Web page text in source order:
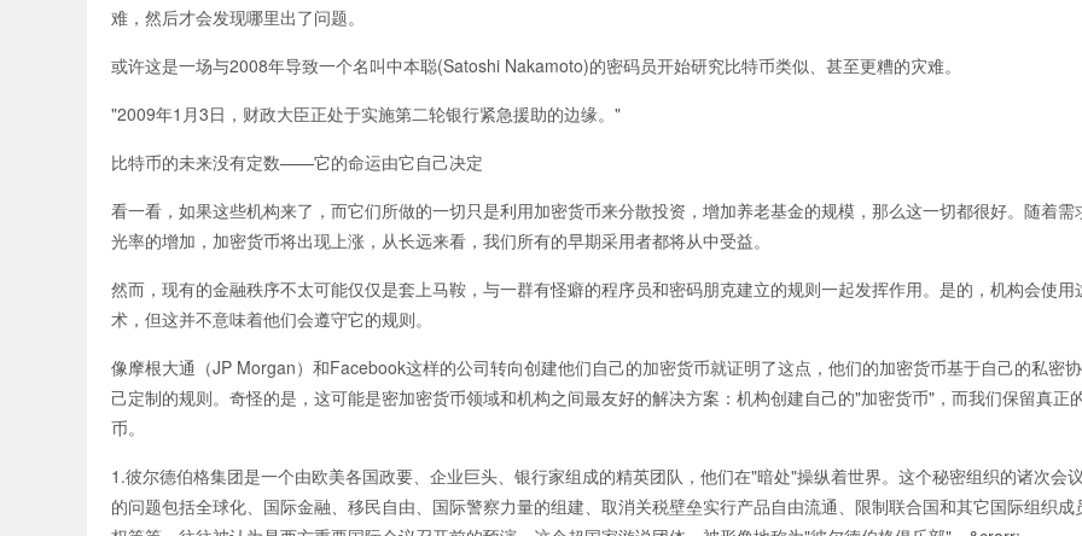
难，然后才会发现哪里出了问题。
或许这是一场与2008年导致一个名叫中本聪(Satoshi Nakamoto)的密码员开始研究比特币类似、甚至更糟的灾难。
"2009年1月3日，财政大臣正处于实施第二轮银行紧急援助的边缘。"
比特币的未来没有定数——它的命运由它自己决定
看一看，如果这些机构来了，而它们所做的一切只是利用加密货币来分散投资，增加养老基金的规模，那么这一切都很好。随着需
光率的增加，加密货币将出现上涨，从长远来看，我们所有的早期采用者都将从中受益。
然而，现有的金融秩序不太可能仅仅是套上马鞍，与一群有怪癖的程序员和密码朋克建立的规则一起发挥作用。是的，机构会使用
术，但这并不意味着他们会遵守它的规则。
像摩根大通（JP Morgan）和Facebook这样的公司转向创建他们自己的加密货币就证明了这点，他们的加密货币基于自己的私密
己定制的规则。奇怪的是，这可能是密加密货币领域和机构之间最友好的解决方案：机构创建自己的"加密货币"，而我们保留真正
币。
1.彼尔德伯格集团是一个由欧美各国政要、企业巨头、银行家组成的精英团队，他们在"暗处"操纵着世界。这个秘密组织的诸次会
的问题包括全球化、国际金融、移民自由、国际警察力量的组建、取消关税壁垒实行产品自由流通、限制联合国和其它国际组织成